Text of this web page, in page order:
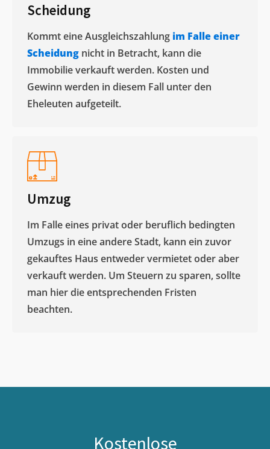
Scheidung
Kommt eine Ausgleichszahlung im Falle einer
Scheidung nicht in Betracht, kann die
Immobilie verkauft werden. Kosten und
Gewinn werden in diesem Fall unter den
Eheleuten aufgeteilt.​
Umzug
Im Falle eines privat oder beruflich bedingten
Umzugs in eine andere Stadt, kann ein zuvor
gekauftes Haus entweder vermietet oder aber
verkauft werden. Um Steuern zu sparen, sollte
man hier die entsprechenden Fristen
beachten.
Kostenlose